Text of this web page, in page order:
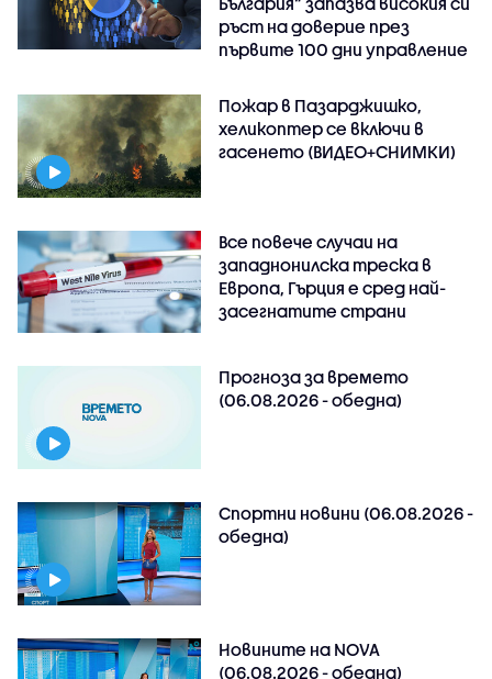
ръст на доверие през
първите 100 дни управление
Пожар в Пазарджишко,
хеликоптер се включи в
гасенето (ВИДЕО+СНИМКИ)
Все повече случаи на
западнонилска треска в
Европа, Гърция е сред най-
засегнатите страни
Прогноза за времето
(06.08.2026 - обедна)
Спортни новини (06.08.2026 -
обедна)
Новините на NOVA
(06.08.2026 - обедна)